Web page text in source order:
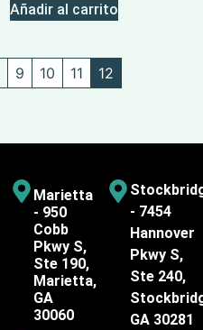
Añadir al carrito
9 10 11 12
Marietta
- 950
Cobb
Pkwy S,
Ste 190,
Marietta,
GA
30060
- 7454
Hannover
Pkwy S,
Ste 240,
GA 30281